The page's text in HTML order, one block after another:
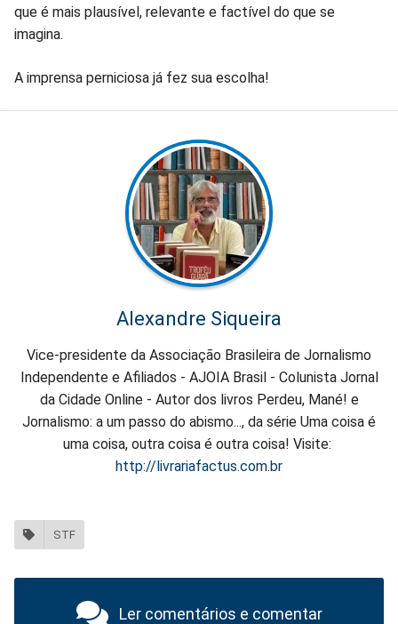
que é mais plausível, relevante e factível do que se
imagina.
A imprensa perniciosa já fez sua escolha!
Alexandre Siqueira
Vice-presidente da Associação Brasileira de Jornalismo
Independente e Afiliados - AJOIA Brasil - Colunista Jornal
da Cidade Online - Autor dos livros Perdeu, Mané! e
Jornalismo: a um passo do abismo..., da série Uma coisa é
uma coisa, outra coisa é outra coisa! Visite:
http://livrariafactus.com.br
STF
Ler comentários e comentar